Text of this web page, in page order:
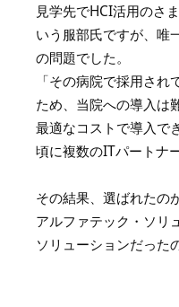
見学先でHCI活用のさ
いう服部氏ですが、唯
の問題でした。
「その病院で採用さ
ため、当院への導入は
最適なコストで導入で
頃に複数のITパートナ
その結果、選ばれたの
アルファテック・ソリ
ソリューションだった